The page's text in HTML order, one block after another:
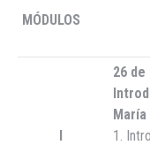
MÓDULOS
I
26
1.